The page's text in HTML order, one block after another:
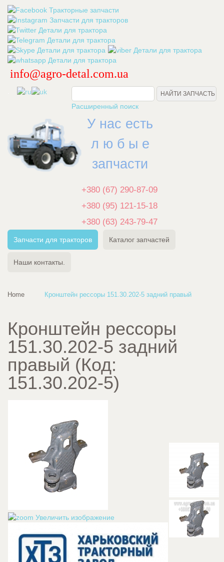
info@agro-detal.com.ua
Расширенный поиск
У нас есть
л ю б ы е
запчасти
+380 (67) 290-87-09
+380 (95) 121-15-18
+380 (63) 243-79-47
Запчасти для тракторов Каталог запчастей
Наши контакты.
Home Кронштейн рессоры 151.30.202-5 задний правый
Кронштейн рессоры
151.30.202-5 задний
правый (Код:
151.30.202-5)
Увеличить изображение